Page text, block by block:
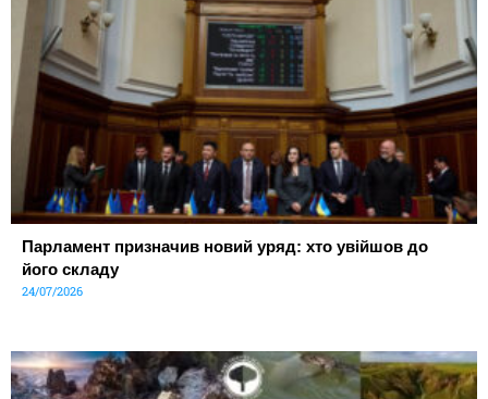
Парламент призначив новий уряд: хто увійшов до
його складу
24/07/2026